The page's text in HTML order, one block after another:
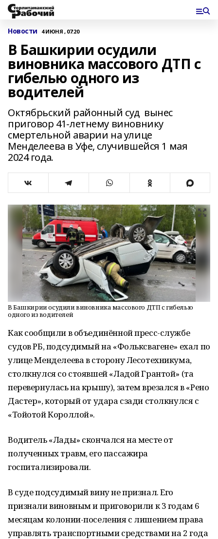
Новости 4 ИЮНЯ , 07:20
В Башкирии осудили
виновника массового ДТП с
гибелью одного из
водителей
Октябрьский районный суд вынес
приговор 41-летнему виновнику
смертельной аварии на улице
Менделеева в Уфе, случившейся 1 мая
2024 года.
В Башкирии осудили виновника массового ДТП с гибелью
одного из водителей
Как сообщили в объединённой пресс-службе
судов РБ, подсудимый на «Фольксвагене» ехал по
улице Менделеева в сторону Лесотехникума,
столкнулся со стоявшей «Ладой Грантой» (та
перевернулась на крышу), затем врезался в «Рено
Дастер», который от удара сзади столкнулся с
«Тойотой Короллой».
Водитель «Лады» скончался на месте от
полученных травм, его пассажира
госпитализировали.
В суде подсудимый вину не признал. Его
признали виновным и приговорили к 3 годам 6
месяцам колонии-поселения с лишением права
управлять транспортными средствами на 2 года